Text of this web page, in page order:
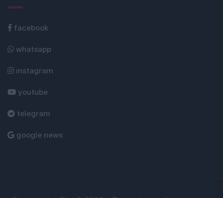
facebook
whatsapp
instagram
youtube
telegram
google news